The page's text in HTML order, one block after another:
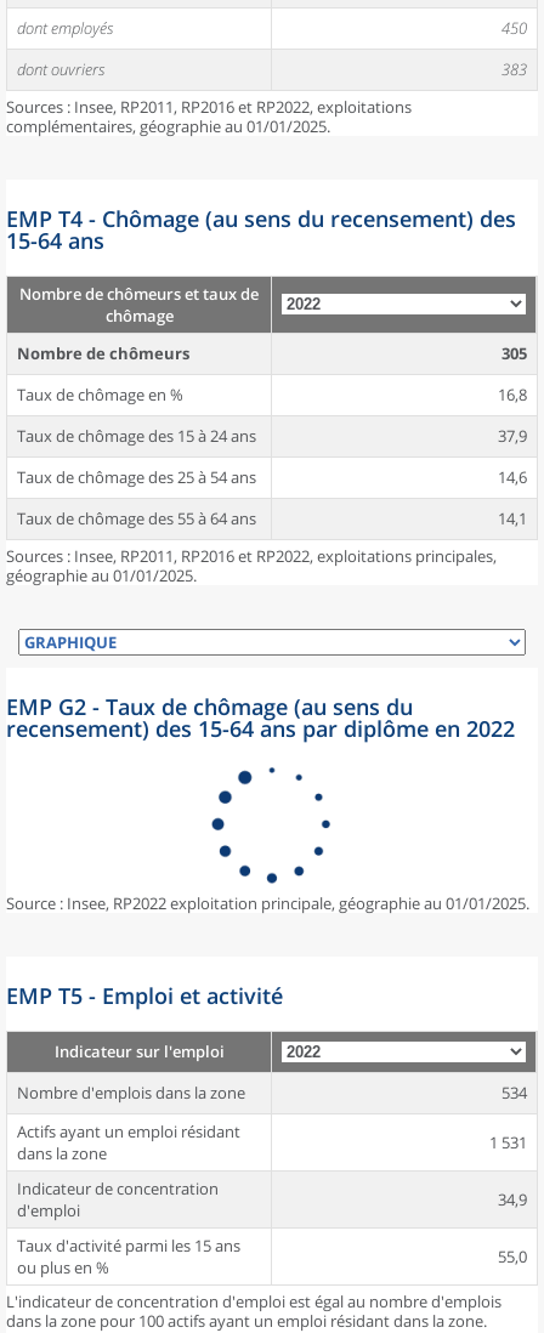
dont employés
450
dont ouvriers
383
Sources : Insee, RP2011, RP2016 et RP2022, exploitations
complémentaires, géographie au 01/01/2025.
EMP T4 - Chômage (au sens du recensement) des
15-64 ans
Nombre de chômeurs et taux de
chômage
Nombre de chômeurs
305
Taux de chômage en %
16,8
Taux de chômage des 15 à 24 ans
37,9
Taux de chômage des 25 à 54 ans
14,6
Taux de chômage des 55 à 64 ans
14,1
Sources : Insee, RP2011, RP2016 et RP2022, exploitations principales,
géographie au 01/01/2025.
EMP G2 - Taux de chômage (au sens du
recensement) des 15-64 ans par diplôme en 2022
Source : Insee, RP2022 exploitation principale, géographie au 01/01/2025.
EMP T5 - Emploi et activité
Indicateur sur l'emploi
Nombre d'emplois dans la zone
534
Actifs ayant un emploi résidant
dans la zone
1 531
Indicateur de concentration
d'emploi
34,9
Taux d'activité parmi les 15 ans
ou plus en %
55,0
L'indicateur de concentration d'emploi est égal au nombre d'emplois
dans la zone pour 100 actifs ayant un emploi résidant dans la zone.